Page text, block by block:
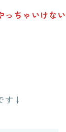
っちゃいけない
す↓